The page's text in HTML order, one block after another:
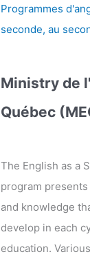
Programmes
seconde, au
Ministry de
Québec
The English as a
program
and knowledge
develop in each
education.